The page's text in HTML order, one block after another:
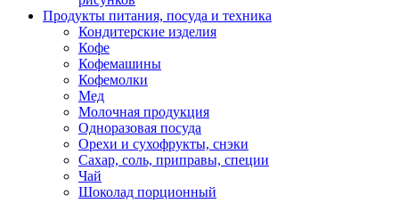
Продукты питания, посуда и техника
Кондитерские изделия
Кофе
Кофемашины
Кофемолки
Мед
Молочная продукция
Одноразовая посуда
Орехи и сухофрукты, снэки
Сахар, соль, приправы, специи
Чай
Шоколад порционный